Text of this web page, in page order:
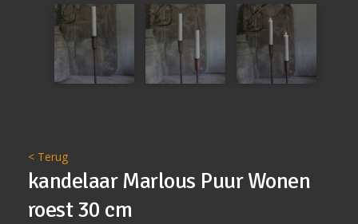
< Terug
kandelaar Marlous Puur Wonen
roest 30 cm